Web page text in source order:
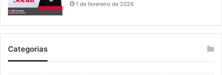
1 de fevereiro de 2026
Categorias